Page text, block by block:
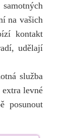
na vašich
kontakt
udělají
služba
levné
posunout